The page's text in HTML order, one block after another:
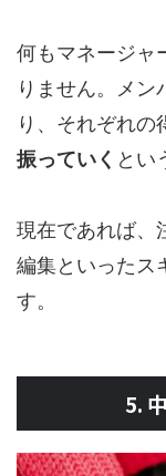
何もマネージャ
りません。メン
り、それぞれの
振っていく とい
現在であれば、
編集といったス
す。
5.